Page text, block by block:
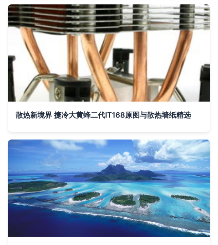
散热新境界 捷冷大黄蜂二代IT168原图与散热墙纸精选